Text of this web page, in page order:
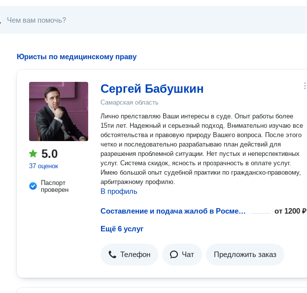
Юристы по медицинскому праву
5.0
37 оценок
Паспорт
проверен
Сергей Бабушкин
Самарская область
Лично прелставляю Ваши интересы в суде. Опыт работы более
15ти лет. Надежный и серьезный подход. Внимательно изучаю все
обстоятельства и правовую природу Вашего вопроса. После этого
четко и последовательно разрабатываю план действий для
разрешения проблемной ситуации. Нет пустых и неперспективных
услуг. Система скидок, ясность и прозрачность в оплате услуг.
Имею большой опыт судебной практики по гражданско-правовому,
арбитражному профилю.
В профиль
Составление и подача жалоб в Росмедтехнологии от 1200 ₽
Ещё 6 услуг
Телефон Чат Предложить заказ